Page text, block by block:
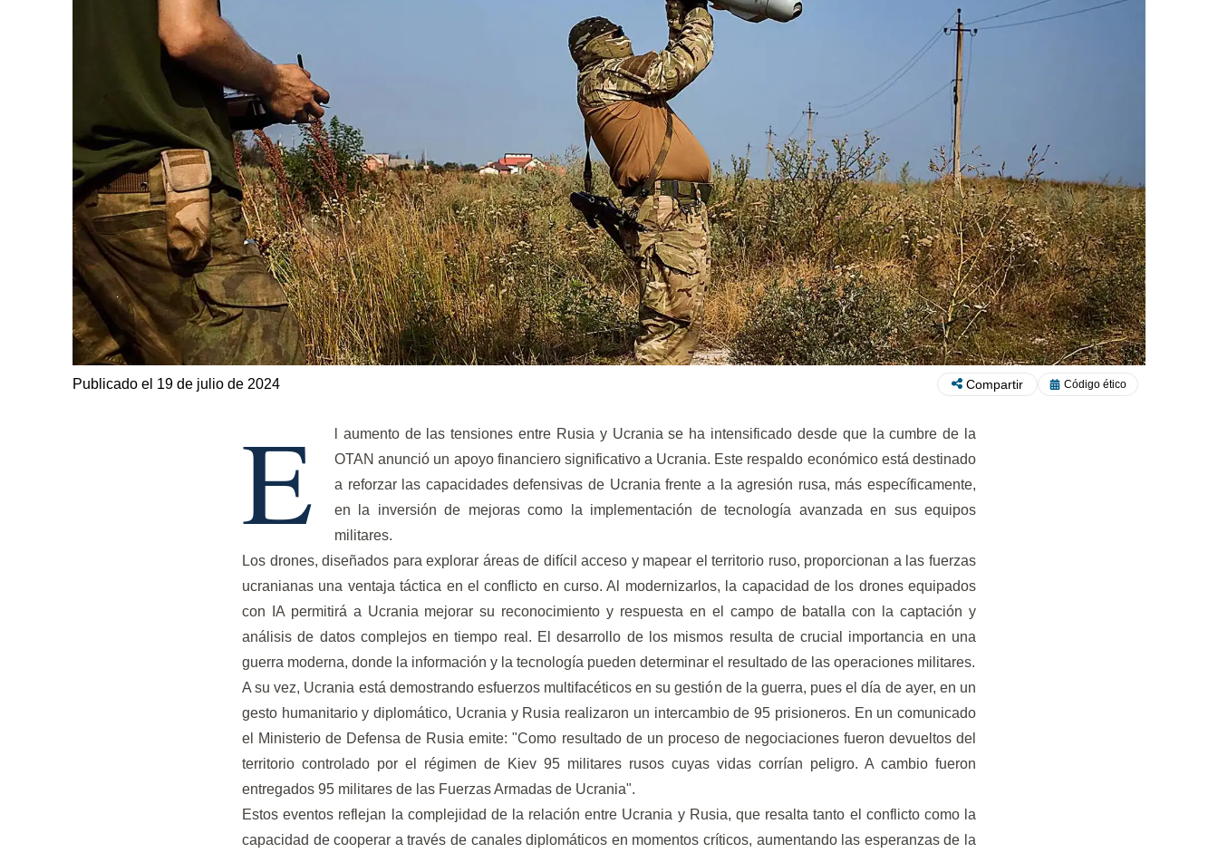
Publicado el 19 de julio de 2024 Compartir Código ético
E
l aumento de las tensiones entre Rusia y Ucrania se ha intensificado desde que la cumbre de la
OTAN anunció un apoyo financiero significativo a Ucrania. Este respaldo económico está destinado
a reforzar las capacidades defensivas de Ucrania frente a la agresión rusa, más específicamente,
en la inversión de mejoras como la implementación de tecnología avanzada en sus equipos
militares.
Los drones, diseñados para explorar áreas de difícil acceso y mapear el territorio ruso, proporcionan a las fuerzas
ucranianas una ventaja táctica en el conflicto en curso. Al modernizarlos, la capacidad de los drones equipados
con IA permitirá a Ucrania mejorar su reconocimiento y respuesta en el campo de batalla con la captación y
análisis de datos complejos en tiempo real. El desarrollo de los mismos resulta de crucial importancia en una
guerra moderna, donde la información y la tecnología pueden determinar el resultado de las operaciones militares.
A su vez, Ucrania está demostrando esfuerzos multifacéticos en su gestión de la guerra, pues el día de ayer, en un
gesto humanitario y diplomático, Ucrania y Rusia realizaron un intercambio de 95 prisioneros. En un comunicado
el Ministerio de Defensa de Rusia emite: "Como resultado de un proceso de negociaciones fueron devueltos del
territorio controlado por el régimen de Kiev 95 militares rusos cuyas vidas corrían peligro. A cambio fueron
entregados 95 militares de las Fuerzas Armadas de Ucrania".
Estos eventos reflejan la complejidad de la relación entre Ucrania y Rusia, que resalta tanto el conflicto como la
capacidad de cooperar a través de canales diplomáticos en momentos críticos, aumentando las esperanzas de la